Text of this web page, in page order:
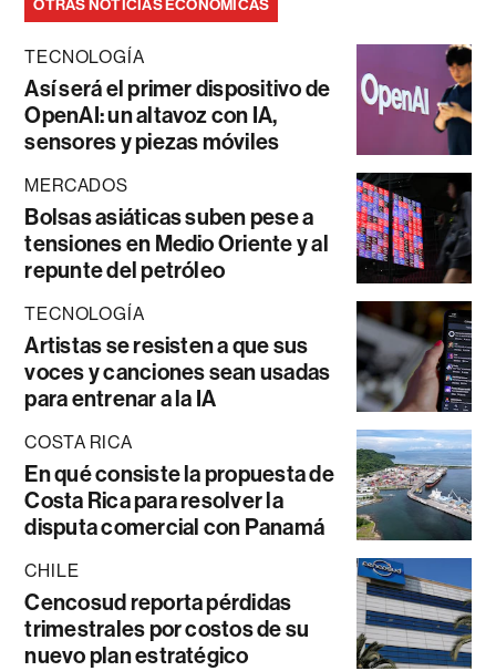
OTRAS NOTICIAS ECONÓMICAS
TECNOLOGÍA
Así será el primer dispositivo de
OpenAI: un altavoz con IA,
sensores y piezas móviles
MERCADOS
Bolsas asiáticas suben pese a
tensiones en Medio Oriente y al
repunte del petróleo
TECNOLOGÍA
Artistas se resisten a que sus
voces y canciones sean usadas
para entrenar a la IA
COSTA RICA
En qué consiste la propuesta de
Costa Rica para resolver la
disputa comercial con Panamá
CHILE
Cencosud reporta pérdidas
trimestrales por costos de su
nuevo plan estratégico